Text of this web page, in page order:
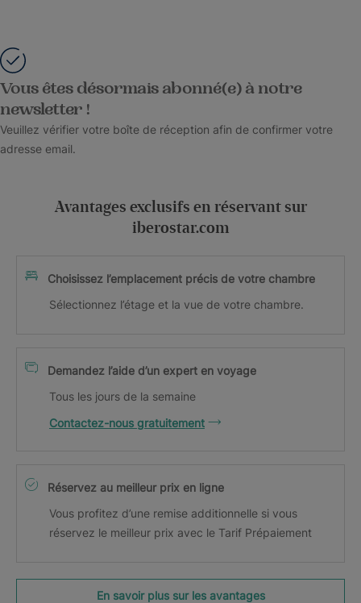
Vous êtes désormais abonné(e) à notre
newsletter !
Veuillez vérifier votre boîte de réception afin de confirmer votre
adresse email.
Avantages exclusifs en réservant sur
iberostar.com
Choisissez l’emplacement précis de votre chambre
Sélectionnez l’étage et la vue de votre chambre.
Demandez l’aide d’un expert en voyage
Tous les jours de la semaine
Contactez-nous gratuitement
Réservez au meilleur prix en ligne
Vous profitez d’une remise additionnelle si vous
réservez le meilleur prix avec le Tarif Prépaiement
En savoir plus sur les avantages